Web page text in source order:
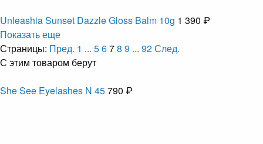
Unleashia Sunset Dazzle Gloss Balm 10g 1 390 ₽
Показать еще
Страницы: Пред. 1 ... 5678 9 ... 92След.
С этим товаром берут
She See Eyelashes N 45790 ₽